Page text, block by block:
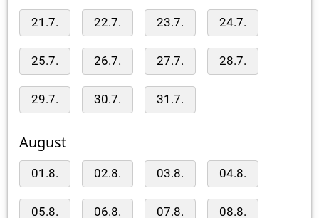
21.7. 22.7. 23.7. 24.7.
25.7. 26.7. 27.7. 28.7.
29.7. 30.7. 31.7.
August
01.8. 02.8. 03.8. 04.8.
05.8. 06.8. 07.8. 08.8.